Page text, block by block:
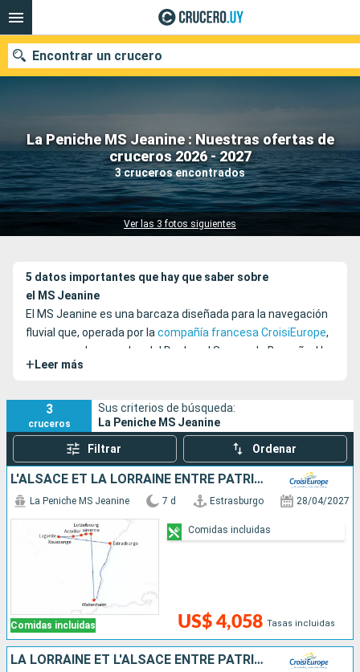
La Peniche MS Jeanine : Nuestras ofertas de
cruceros 2026 - 2027
3 cruceros encontrados
Ver las 3 fotos siguientes
Encontrar un crucero
Nuestros destinos
Fecha de salida
5 datos importantes que hay que saber sobre
el MS Jeanine
El MS Jeanine es una barcaza diseñada para la navegación
fluvial que, operada por lacompañía francesa CroisiEurope,
navega por los canales del Doubs, el Saona y la Borgoña. Un
encantador e íntimo crucero fluvial en el corazón de Francia.
+ Leer más
3
cruceros
Sus criterios de búsqueda:
La Peniche MS Jeanine
Filtrar Ordenar
L'ALSACE ET LA LORRAINE ENTRE PATRIMOINE ET SAVOIR-FAIRE, CROISIÈRE DE CHARME SUR LE CANAL DE LA MARNE AU RHIN (FORMULE PORT-PORT)
Comidas incluidas
La Peniche MS Jeanine 7 d Estrasburgo 28/04/2027
US$ 4,058 Tasas incluidas
Comidas incluidas
LA LORRAINE ET L'ALSACE ENTRE PATRIMOINE ET SAVOIR-FAIRE, CROISIÈRE DE CHARME SUR LE CANAL DE LA MARNE AU RHIN (FORMULE PORT-PORT)